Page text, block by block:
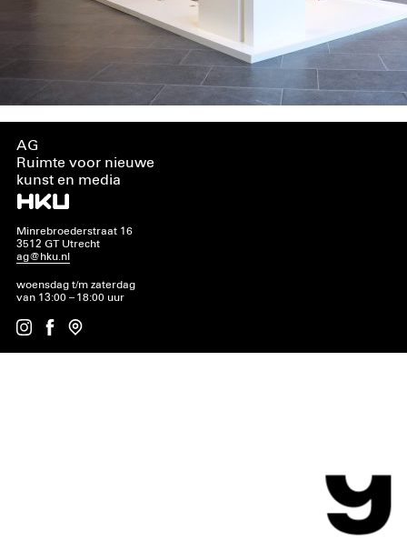
AG
Ruimte voor nieuwe
kunst en media
Minrebroederstraat 16
3512 GT Utrecht
ag@hku.nl
woensdag t/m zaterdag
van 13:00 – 18:00 uur